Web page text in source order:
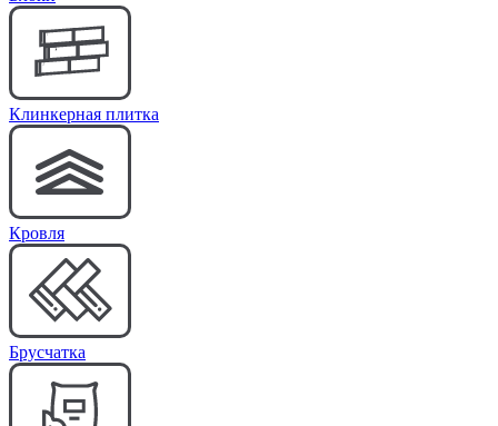
Клинкерная плитка
Кровля
Брусчатка